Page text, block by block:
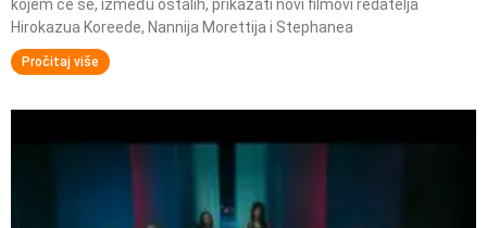
kojem će se, između ostalih, prikazati novi filmovi redatelja
Hirokazua Koreede, Nannija Morettija i Stephanea
Pročitaj više